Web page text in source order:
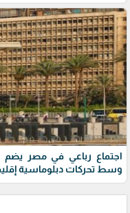
اجتماع رباعي في مصر يضم
وسط تحركات دبلوماسية